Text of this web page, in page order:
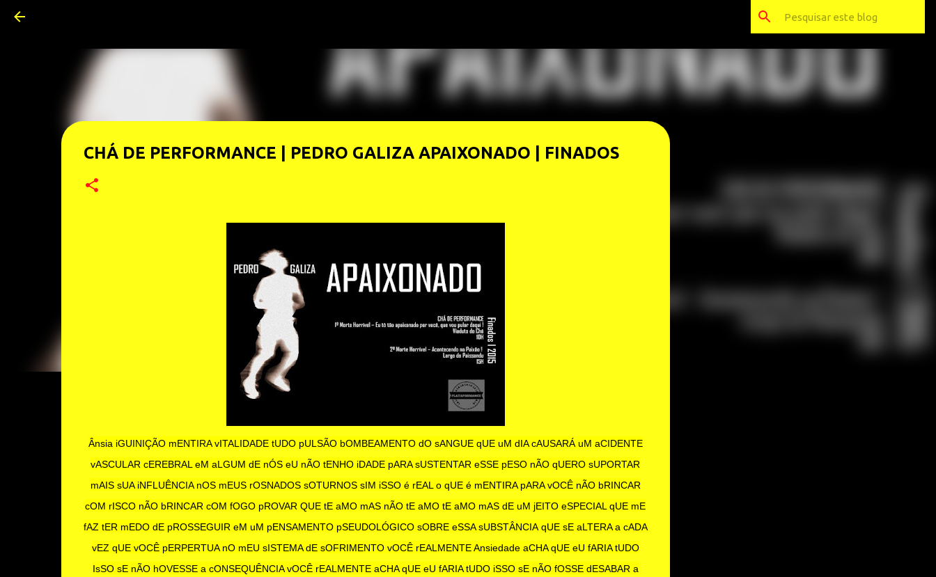
CHÁ DE PERFORMANCE | PEDRO GALIZA APAIXONADO | FINADOS
Ânsia iGUINIÇÃO mENTIRA vITALIDADE tUDO pULSÃO bOMBEAMENTO dO sANGUE qUE uM dIA cAUSARÁ uM aCIDENTE
vASCULAR cEREBRAL eM aLGUM dE nÓS eU nÃO tENHO iDADE pARA sUSTENTAR eSSE pESO nÃO qUERO sUPORTAR
mAIS sUA iNFLUÊNCIA nOS mEUS rOSNADOS sOTURNOS sIM iSSO é rEAL o qUE é mENTIRA pARA vOCÊ nÃO bRINCAR
cOM rISCO nÃO bRINCAR cOM fOGO pROVAR QUE tE aMO mAS nÃO tE aMO tE aMO mAS dE uM jEITO eSPECIAL qUE mE
fAZ tER mEDO dE pROSSEGUIR eM uM pENSAMENTO pSEUDOLÓGICO sOBRE eSSA sUBSTÂNCIA qUE sE aLTERA a cADA
vEZ qUE vOCÊ pERPERTUA nO mEU sISTEMA dE sOFRIMENTO vOCÊ rEALMENTE Ansiedade aCHA qUE eU fARIA tUDO
IsSO sE nÃO hOVESSE a cONSEQUÊNCIA vOCÊ rEALMENTE aCHA qUE eU fARIA tUDO iSSO sE nÃO fOSSE dESABAR a